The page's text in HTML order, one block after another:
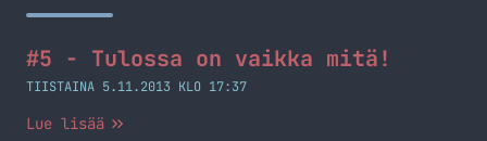
#5 - Tulossa on vaikka mitä!
TIISTAINA 5.11.2013 KLO 17:37
Lue lisää